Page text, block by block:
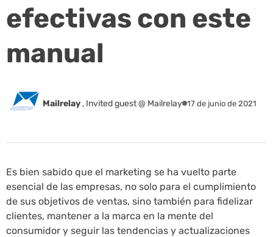
efectivas con este
manual
Mailrelay , Invited guest @ Mailrelay 17 de junio de 2021
Es bien sabido que el marketing se ha vuelto parte
esencial de las empresas, no solo para el cumplimiento
de sus objetivos de ventas, sino también para fidelizar
clientes, mantener a la marca en la mente del
consumidor y seguir las tendencias y actualizaciones